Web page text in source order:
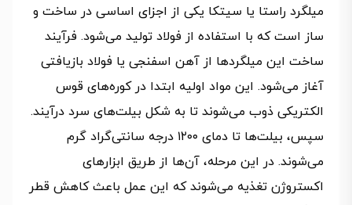
میلگرد راستا یا سیتکا یکی از اجزای اساسی در ساخت و
ساز است که با استفاده از فولاد تولید می‌شود. فرآیند
ساخت این میلگردها از آهن اسفنجی یا فولاد بازیافتی
آغاز می‌شود. این مواد اولیه ابتدا در کوره‌های قوس
الکتریکی ذوب می‌شوند تا به شکل بیلت‌های سرد درآیند.
سپس، بیلت‌ها تا دمای ۱۲۰۰ درجه سانتی‌گراد گرم
می‌شوند. در این مرحله، آن‌ها از طریق ابزارهای
اکستروژن تغذیه می‌شوند که این عمل باعث کاهش قطر